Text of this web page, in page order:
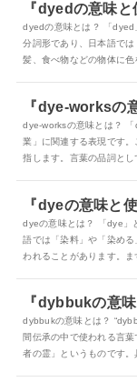
『dyedの意味
dyedの意味とは？ 「dyed
分詞形であり、日本語で
髪、食べ物などの物体に
『dye-worksの
dye-worksの意味とは？
業」に関連する表現です
指します。言葉の品詞とし
『dyeの意味と
dyeの意味とは？ 「dye」
語では「染料」や「染め
われることがあります。
『dybbukの意
dybbukの意味とは？
間伝承の中で使われる言
者の霊」というものです。